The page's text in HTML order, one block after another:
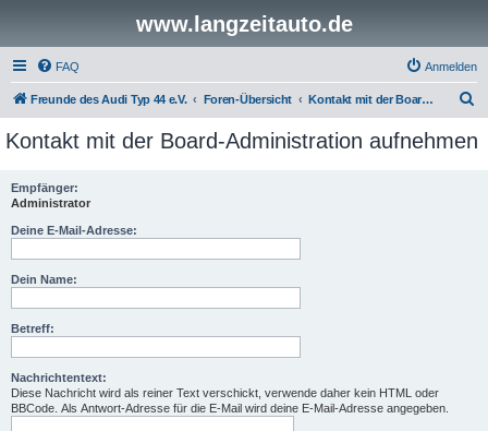
www.langzeitauto.de
FAQ Anmelden
Freunde des Audi Typ 44 e.V. Foren-Übersicht Kontakt mit der Board-Administration aufnehmen
c
Kontakt mit der Board-Administration aufnehmen
Empfänger:
Administrator
Deine E-Mail-Adresse:
Dein Name:
Betreff:
Nachrichtentext:
Diese Nachricht wird als reiner Text verschickt, verwende daher kein HTML oder
BBCode. Als Antwort-Adresse für die E-Mail wird deine E-Mail-Adresse angegeben.